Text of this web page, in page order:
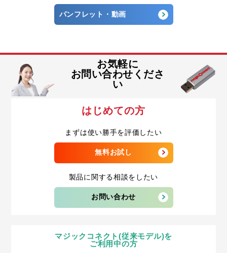
パンフレット・動画
お気軽に
お問い合わせくださ
い
はじめての方
まずは使い勝手を評価したい
無料お試し
製品に関する相談をしたい
お問い合わせ
マジックコネクト(従来モデル)を
ご利用中の方